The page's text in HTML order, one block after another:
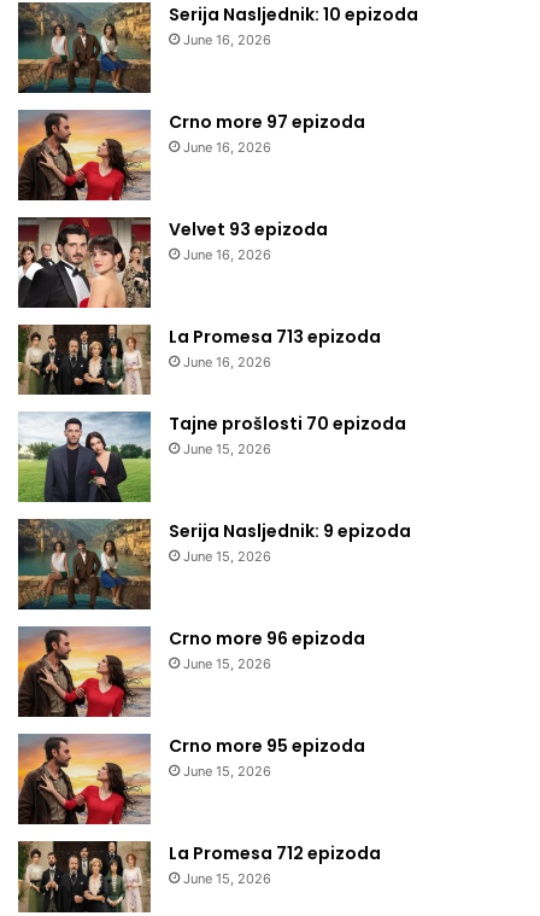
Serija Nasljednik: 10 epizoda
June 16, 2026
Crno more 97 epizoda
June 16, 2026
Velvet 93 epizoda
June 16, 2026
La Promesa 713 epizoda
June 16, 2026
Tajne prošlosti 70 epizoda
June 15, 2026
Serija Nasljednik: 9 epizoda
June 15, 2026
Crno more 96 epizoda
June 15, 2026
Crno more 95 epizoda
June 15, 2026
La Promesa 712 epizoda
June 15, 2026